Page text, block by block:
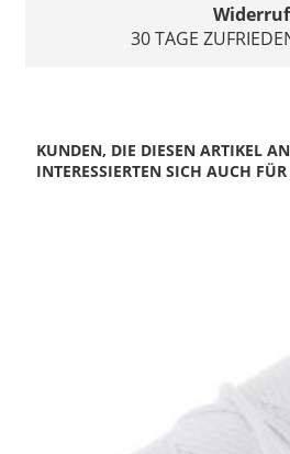
30 TAGE
KUNDEN, DIE DIESEN ARTIKEL
INTERESSIERTEN SICH AUCH